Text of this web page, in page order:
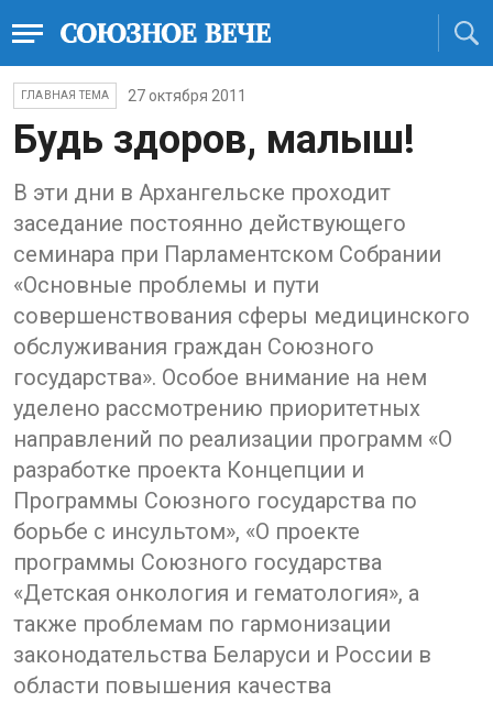
ГЛАВНАЯ ТЕМА 27 октября 2011
Будь здоров, малыш!
В эти дни в Архангельске проходит
заседание постоянно действующего
семинара при Парламентском Собрании
«Основные проблемы и пути
совершенствования сферы медицинского
обслуживания граждан Союзного
государства». Особое внимание на нем
уделено рассмотрению приоритетных
направлений по реализации программ «О
разработке проекта Концепции и
Программы Союзного государства по
борьбе с инсультом», «О проекте
программы Союзного государства
«Детская онкология и гематология», а
также проблемам по гармонизации
законодательства Беларуси и России в
области повышения качества